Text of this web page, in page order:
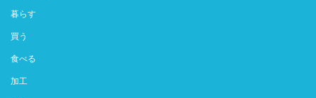
暮らす
買う
食べる
加工